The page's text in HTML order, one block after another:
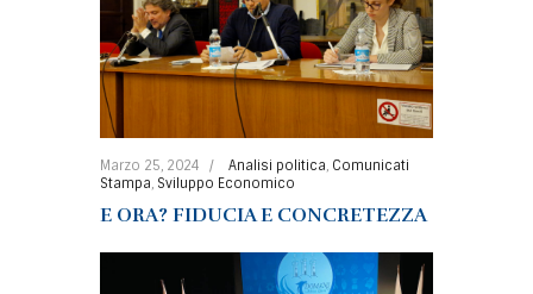
Marzo 25, 2024 Analisi politica Comunicati
Stampa Sviluppo Economico
E ORA? FIDUCIA E CONCRETEZZA